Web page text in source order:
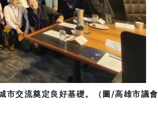
市交流奠定良好基礎。（圖/高雄市議會